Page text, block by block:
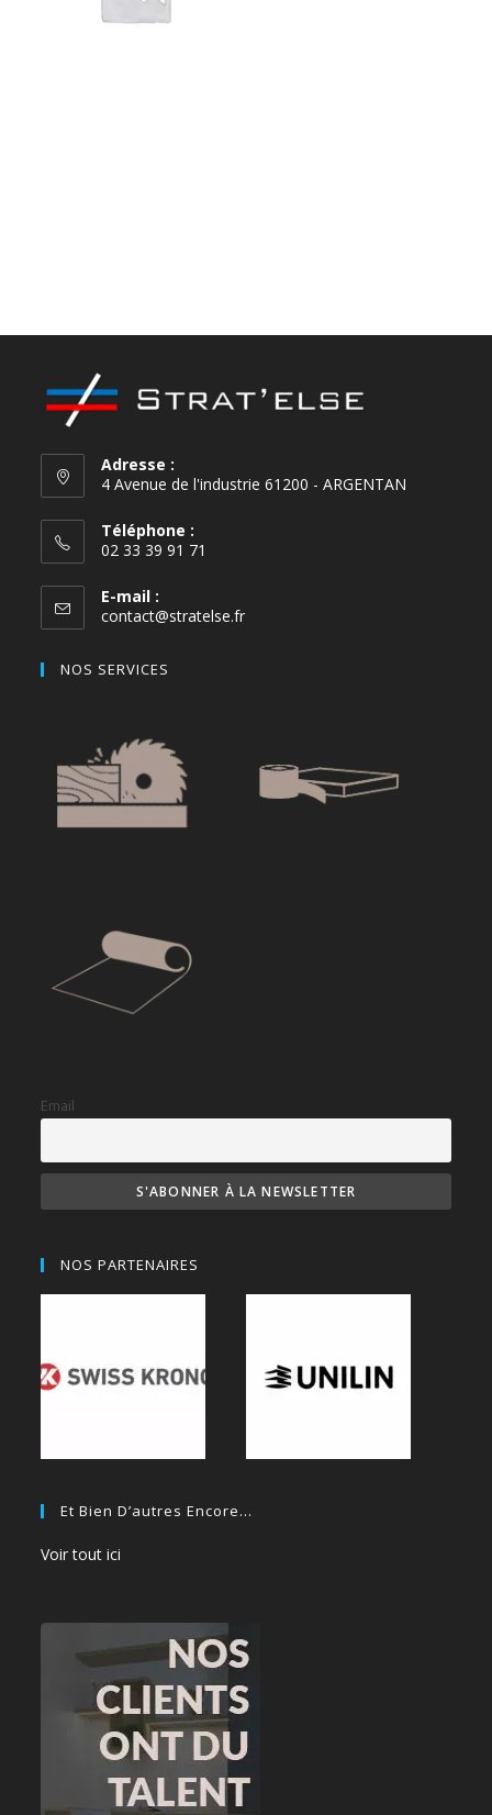
Adresse :
4 Avenue de l'industrie 61200 - ARGENTAN
Téléphone :
02 33 39 91 71
E-mail :
contact@stratelse.fr
NOS SERVICES
Email
NOS PARTENAIRES
Et Bien D’autres Encore…
Voir tout ici